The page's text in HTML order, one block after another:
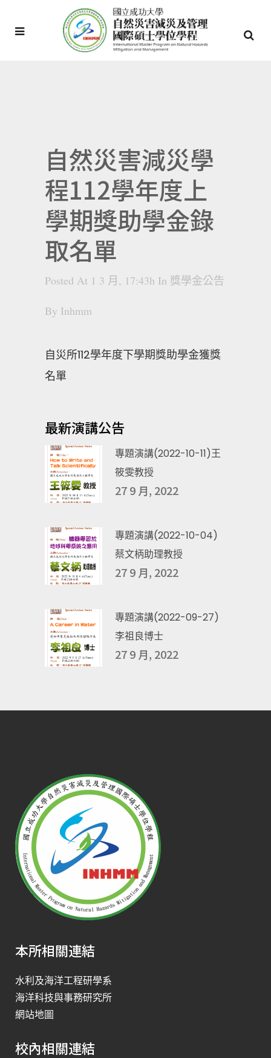
自然災害減災學
程112學年度上
學期獎助學金錄
取名單
Posted At 1 3 月, 17:43h In 獎學金公告
By Inhmm
自災所112學年度下學期獎助學金獲獎
名單
最新演講公告
專題演講(2022-10-11)王
筱雯教授
27 9 月, 2022
專題演講(2022-10-04)
蔡文柄助理教授
27 9 月, 2022
專題演講(2022-09-27)
李祖良博士
27 9 月, 2022
本所相關連結
水利及海洋工程研學系
海洋科技與事務研究所
網站地圖
校內相關連結